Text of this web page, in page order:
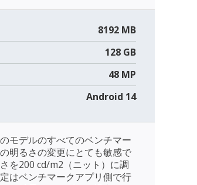
8192 MB
128 GB
48 MP
Android 14
モデルのすべてのベンチマー
明るさの変更にとても敏感で
を200 cd/m2（ニット）に調
はベンチマークアプリ側で行